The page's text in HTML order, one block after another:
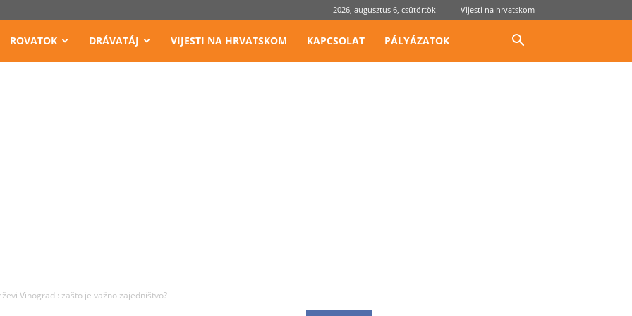
2026, augusztus 6, csütörtök Vijesti na hrvatskom
ROVATOK DRÁVATÁJ VIJESTI NA HRVATSKOM KAPCSOLAT PÁLYÁZATOK
Vinogradi: zašto je važno zajedništvo?